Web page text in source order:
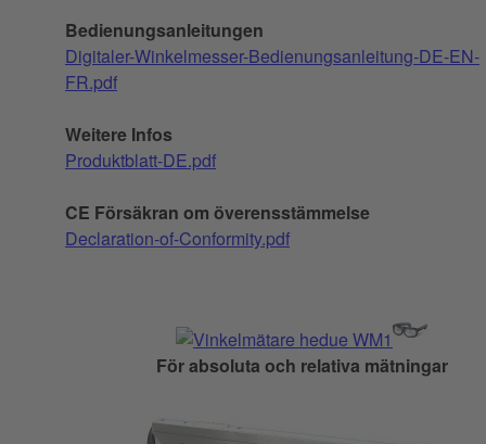
Bedienungsanleitungen
Digitaler-Winkelmesser-Bedienungsanleitung-DE-EN-
FR.pdf
Weitere Infos
Produktblatt-DE.pdf
CE Försäkran om överensstämmelse
Declaration-of-Conformity.pdf
För absoluta och relativa mätningar